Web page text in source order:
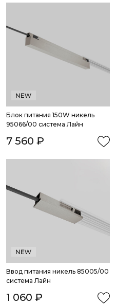
Блок питания 150W никель
95066/00 система Лайн
7 560 ₽
Ввод питания никель 85005/00
система Лайн
1 060 ₽